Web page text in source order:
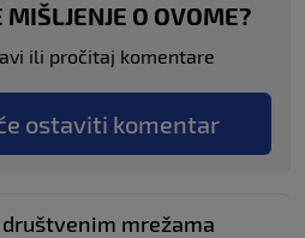
MIŠLJENJE O OVOME?
ili pročitaj komentare
ostaviti komentar
mrežama